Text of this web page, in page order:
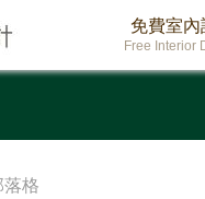
免費室內
Free Interior
落格